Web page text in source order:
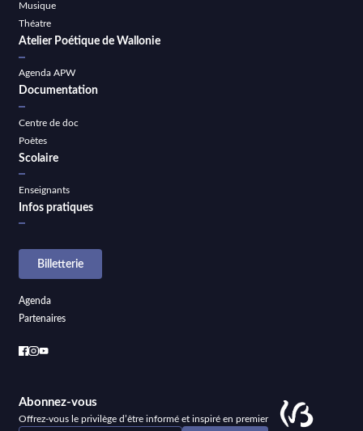
Musique
Théatre
Atelier Poétique de Wallonie
Agenda APW
Documentation
Centre de doc
Poètes
Scolaire
Enseignants
Infos pratiques
Billetterie
Agenda
Partenaires
Abonnez-vous
Offrez-vous le privilège d’être informé et inspiré en premier